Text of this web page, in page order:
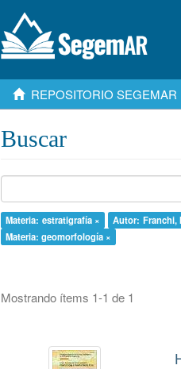
REPOSITORIO SEGEMAR
Buscar
Materia: estratigrafía × Autor: Franchi,
Materia: geomorfología ×
Mostrando ítems 1-1 de 1